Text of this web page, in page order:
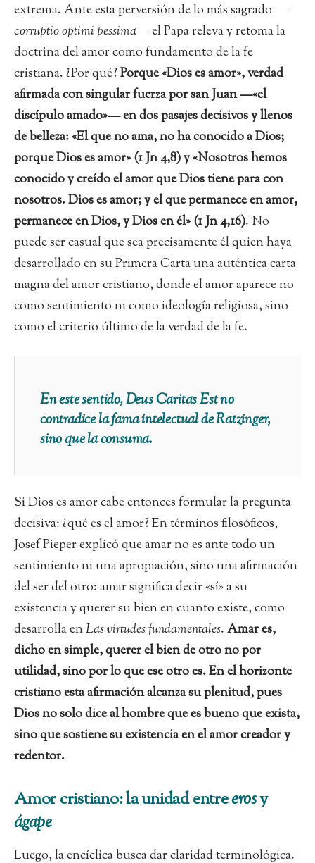
extrema. Ante esta perversión de lo más sagrado —
corruptio optimi pessima— el Papa releva y retoma la
doctrina del amor como fundamento de la fe
cristiana. ¿Por qué?Porque «Dios es amor», verdad
afirmada con singular fuerza por san Juan —«el
discípulo amado»— en dos pasajes decisivos y llenos
de belleza: «El que no ama, no ha conocido a Dios;
porque Dios es amor» (1 Jn 4,8) y «Nosotros hemos
conocido y creído el amor que Dios tiene para con
nosotros. Dios es amor; y el que permanece en amor,
permanece en Dios, y Dios en él» (1 Jn 4,16). No
puede ser casual que sea precisamente él quien haya
desarrollado en su Primera Carta una auténtica carta
magna del amor cristiano, donde el amor aparece no
como sentimiento ni como ideología religiosa, sino
como el criterio último de la verdad de la fe.
En este sentido, Deus Caritas Est no
contradice la fama intelectual de Ratzinger,
sino que la consuma.
Si Dios es amor cabe entonces formular la pregunta
decisiva: ¿qué es el amor? En términos filosóficos,
Josef Pieper explicó que amar no es ante todo un
sentimiento ni una apropiación, sino una afirmación
del ser del otro: amar significa decir «sí» a su
existencia y querer su bien en cuanto existe, como
desarrolla enLas virtudes fundamentales.Amar es,
dicho en simple, querer el bien de otro no por
utilidad, sino por lo que ese otro es. En el horizonte
cristiano esta afirmación alcanza su plenitud, pues
Dios no solo dice al hombre que es bueno que exista,
sino que sostiene su existencia en el amor creador y
redentor.
Amor cristiano: la unidad entreerosy
ágape
Luego, la encíclica busca dar claridad terminológica.